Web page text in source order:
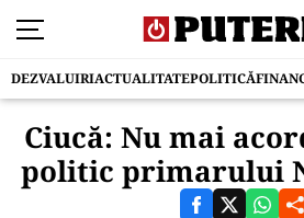
DEZVALUIRIACTUALITATEPOLITICĂ
Ciucă: Nu mai
politic primarului